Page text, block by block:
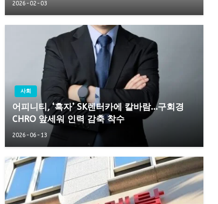
2026-02-03
사회
어피니티, ‘흑자’ SK렌터카에 칼바람…구회경
CHRO 앞세워 인력 감축 착수
2026-06-13